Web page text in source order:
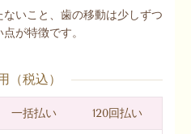
いこと、歯の移動は少しずつ
が特徴です。
（税込）
一括払い 120回払い